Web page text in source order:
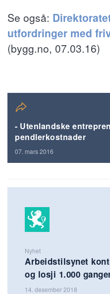
Se også:
utfordringer med
(bygg.no, 07.03.16)
- Utenlandske
pendlerkostnader
07. mars 2016
Nyhet
Arbeidstilsynet
og losji 1.000
14. desember 2018